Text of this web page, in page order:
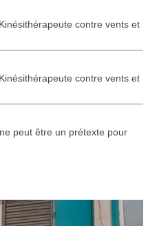
contre vents et
contre vents et
peut être un prétexte pour